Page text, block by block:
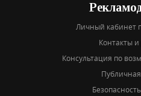
Личный кабинет
Контакты
Консультация по